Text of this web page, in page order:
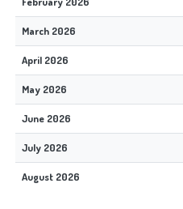
March 2026
April 2026
May 2026
June 2026
July 2026
August 2026